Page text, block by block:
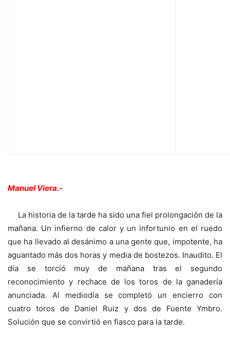
Manuel Viera.-
La historia de la tarde ha sido una fiel prolongación de la
mañana. Un infierno de calor y un infortunio en el ruedo
que ha llevado al desánimo a una gente que, impotente, ha
aguantado más dos horas y media de bostezos. Inaudito. El
día se torció muy de mañana tras el segundo
reconocimiento y rechace de los toros de la ganadería
anunciada. Al mediodía se completó un encierro con
cuatro toros de Daniel Ruiz y dos de Fuente Ymbro.
Solución que se convirtió en fiasco para la tarde.